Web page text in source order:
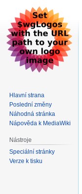
Hlavní strana
Poslední změny
Náhodná stránka
Nápověda k MediaWiki
Nástroje
Speciální stránky
Verze k tisku